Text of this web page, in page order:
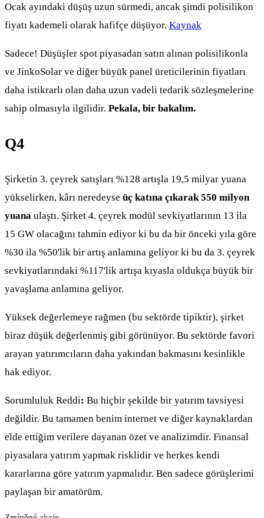
Ocak ayındaki düşüş uzun sürmedi, ancak şimdi polisilikon
fiyatı kademeli olarak hafifçe düşüyor. Kaynak
Sadece! Düşüşler spot piyasadan satın alınan polisilikonla
ve JinkoSolar ve diğer büyük panel üreticilerinin fiyatları
daha istikrarlı olan daha uzun vadeli tedarik sözleşmelerine
sahip olmasıyla ilgilidir. Pekala, bir bakalım.
Q4
Şirketin 3. çeyrek satışları %128 artışla 19,5 milyar yuana
yükselirken, kârı neredeyse üç katına çıkarak 550 milyon
yuana ulaştı. Şirket 4. çeyrek modül sevkiyatlarının 13 ila
15 GW olacağını tahmin ediyor ki bu da bir önceki yıla göre
%30 ila %50'lik bir artış anlamına geliyor ki bu da 3. çeyrek
sevkiyatlarındaki %117'lik artışa kıyasla oldukça büyük bir
yavaşlama anlamına geliyor.
Yüksek değerlemeye rağmen (bu sektörde tipiktir), şirket
biraz düşük değerlenmiş gibi görünüyor. Bu sektörde favori
arayan yatırımcıların daha yakından bakmasını kesinlikle
hak ediyor.
Sorumluluk Reddi: Bu hiçbir şekilde bir yatırım tavsiyesi
değildir. Bu tamamen benim internet ve diğer kaynaklardan
elde ettiğim verilere dayanan özet ve analizimdir. Finansal
piyasalara yatırım yapmak risklidir ve herkes kendi
kararlarına göre yatırım yapmalıdır. Ben sadece görüşlerimi
paylaşan bir amatörüm.